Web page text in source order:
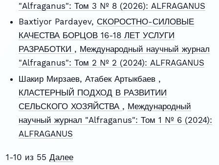
"Alfraganus": Том 3 № 8 (2026): ALFRAGANUS
Baxtiyor Pardayev, СКОРОСТНО-СИЛОВЫЕ
КАЧЕСТВА БОРЦОВ 16-18 ЛЕТ УСЛУГИ
РАЗРАБОТКИ , Международный научный журнал
"Alfraganus": Том 2 № 2 (2024): ALFRAGANUS
Шакир Мирзаев, Атабек Артыкбаев ,
КЛАСТЕРНЫЙ ПОДХОД В РАЗВИТИИ
СЕЛЬСКОГО ХОЗЯЙСТВА , Международный
научный журнал "Alfraganus": Том 1 № 6 (2024):
ALFRAGANUS
1-10 из 55 Далее